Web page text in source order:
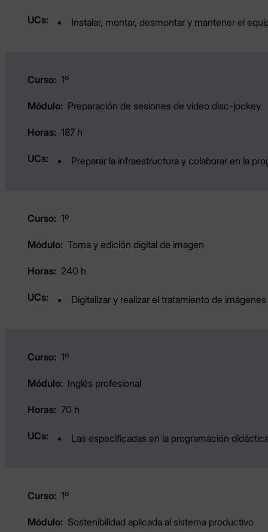
Instalar, montar, desmontar y mantener el
1º
Preparación de sesiones de video disc-jockey
187 h
Preparar la infraestructura y colaborar en la
1º
Toma y edición digital de imagen
240 h
Digitalizar y realizar el tratamiento de
1º
Inglés profesional
70 h
Las especificadas en la programación
1º
Sostenibilidad aplicada al sistema productivo